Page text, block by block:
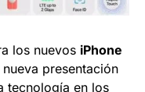
los nuevos iPhone
presentación
tecnología en los